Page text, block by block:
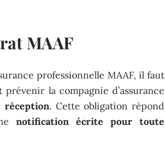
MAAF
professionnelle MAAF, il faut
la compagnie d’assurance
réception. Cette obligation répond
notification écrite pour toute